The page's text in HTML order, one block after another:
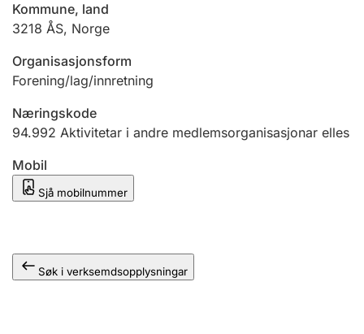
Ektepaktrettleiaren
Andre tema
Kommune, land
3218 ÅS, Norge
Organisasjonsform
Forening/lag/innretning
Næringskode
94.992 Aktivitetar i andre medlemsorganisasjonar elles
Mobil
Sjå mobilnummer
Søk i verksemdsopplysningar